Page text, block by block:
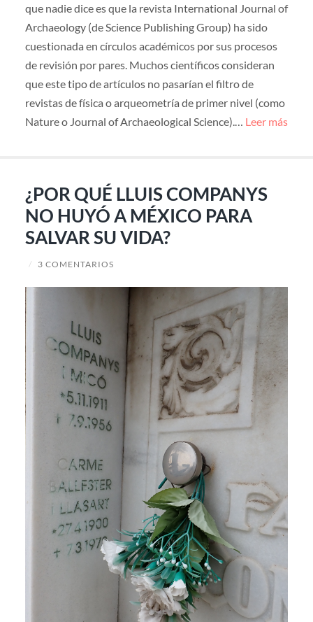
que nadie dice es que la revista International Journal of
Archaeology (de Science Publishing Group) ha sido
cuestionada en círculos académicos por sus procesos
de revisión por pares. Muchos científicos consideran
que este tipo de artículos no pasarían el filtro de
revistas de física o arqueometría de primer nivel (como
Nature o Journal of Archaeological Science).… Leer más
¿POR QUÉ LLUIS COMPANYS
NO HUYÓ A MÉXICO PARA
SALVAR SU VIDA?
/ 3 COMENTARIOS